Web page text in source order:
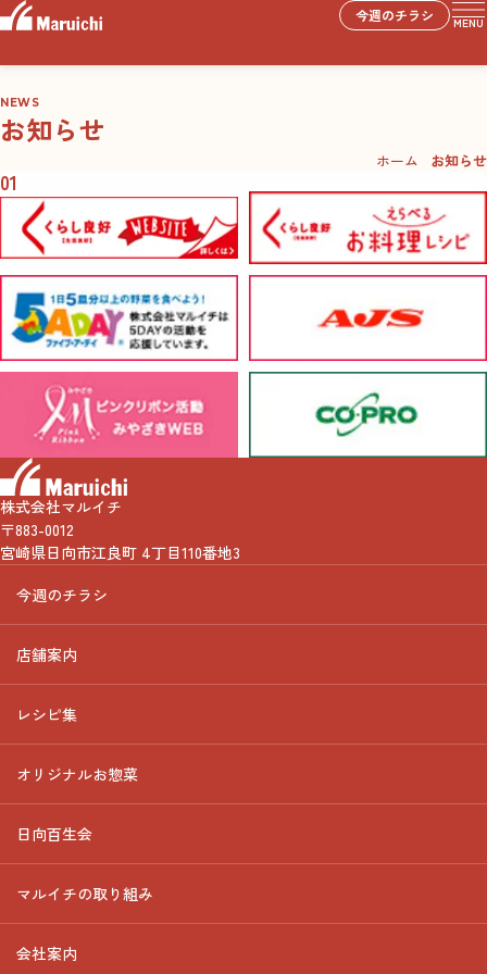
今週のチラシ MENU
NEWS
お知らせ
ホーム お知らせ
01
株式会社マルイチ
〒883-0012
宮崎県日向市江良町 4丁目110番地3
今週のチラシ
店舗案内
レシピ集
オリジナルお惣菜
日向百生会
マルイチの取り組み
会社案内